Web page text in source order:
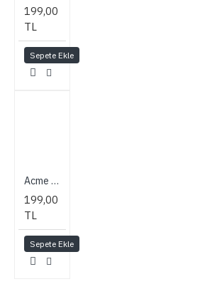
199,00
TL
Sepete Ekle
Acme Made Always On Wrap-Up Compact Camera Case (Navy)
199,00
TL
Sepete Ekle